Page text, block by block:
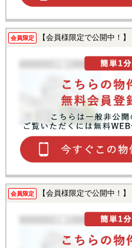
会員限定 【会員様限定で公開中！】
会員限定 【会員様限定で公開中！】